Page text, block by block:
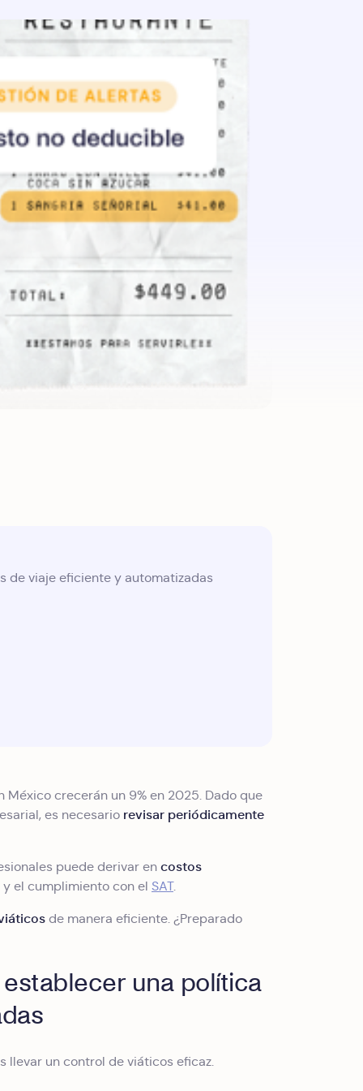
de viaje eficiente y automatizadas
crecerán un 9% en 2025. Dado que
es necesario revisar periódicamente
puede derivar en costos
el cumplimiento con el SAT.
de manera eficiente. ¿Preparado
una política
llevar un control de viáticos eficaz.